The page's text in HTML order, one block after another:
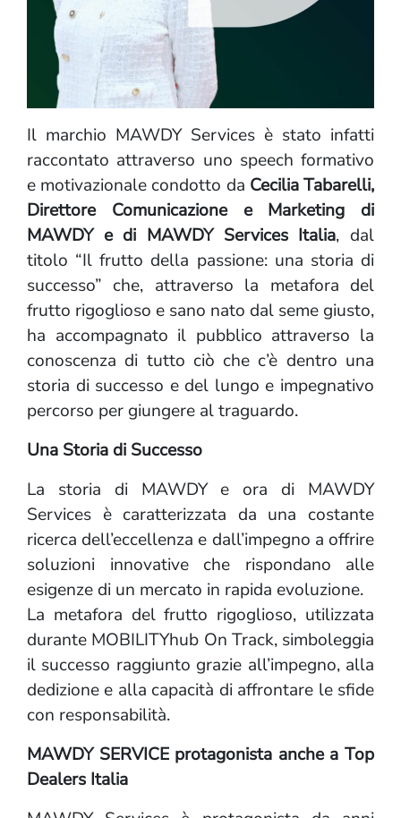
Il marchio MAWDY Services è stato infatti
raccontato attraverso uno speech formativo
e motivazionale condotto da Cecilia Tabarelli,
Direttore Comunicazione e Marketing di
MAWDY e di MAWDY Services Italia, dal
titolo “Il frutto della passione: una storia di
successo” che, attraverso la metafora del
frutto rigoglioso e sano nato dal seme giusto,
ha accompagnato il pubblico attraverso la
conoscenza di tutto ciò che c’è dentro una
storia di successo e del lungo e impegnativo
percorso per giungere al traguardo.
Una Storia di Successo
La storia di MAWDY e ora di MAWDY
Services è caratterizzata da una costante
ricerca dell’eccellenza e dall’impegno a offrire
soluzioni innovative che rispondano alle
esigenze di un mercato in rapida evoluzione.
La metafora del frutto rigoglioso, utilizzata
durante MOBILITYhub On Track, simboleggia
il successo raggiunto grazie all’impegno, alla
dedizione e alla capacità di affrontare le sfide
con responsabilità.
MAWDY SERVICE protagonista anche a Top
Dealers Italia